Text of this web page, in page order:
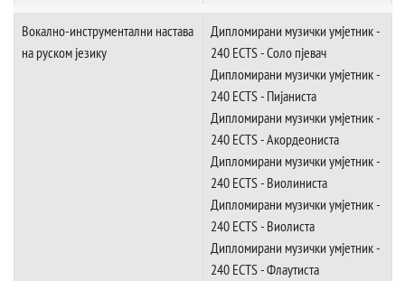
Вокално-инструментални настава
на руском језику
Дипломирани музички умјетник -
240 ECTS - Соло пјевач
Дипломирани музички умјетник -
240 ECTS - Пијаниста
Дипломирани музички умјетник -
240 ECTS - Акордеониста
Дипломирани музички умјетник -
240 ECTS - Виолиниста
Дипломирани музички умјетник -
240 ECTS - Виолиста
Дипломирани музички умјетник -
240 ECTS - Флаутиста